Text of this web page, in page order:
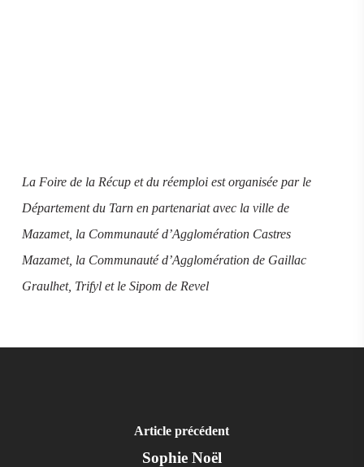
La Foire de la Récup et du réemploi est organisée par le
Département du Tarn en partenariat avec la ville de
Mazamet, la Communauté d’Agglomération Castres
Mazamet, la Communauté d’Agglomération de Gaillac
Graulhet, Trifyl et le Sipom de Revel
Article précédent
Sophie Noël